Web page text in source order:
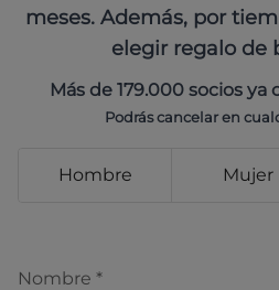
meses. Además, por
elegir regalo de
Más de 179.000 socios
Podrás cancelar en
Hombre Mujer
Nombre *